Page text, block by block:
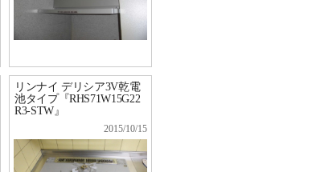
リンナイ デリシア3V乾電
池タイプ『RHS71W15G22
R3-STW』
2015/10/15